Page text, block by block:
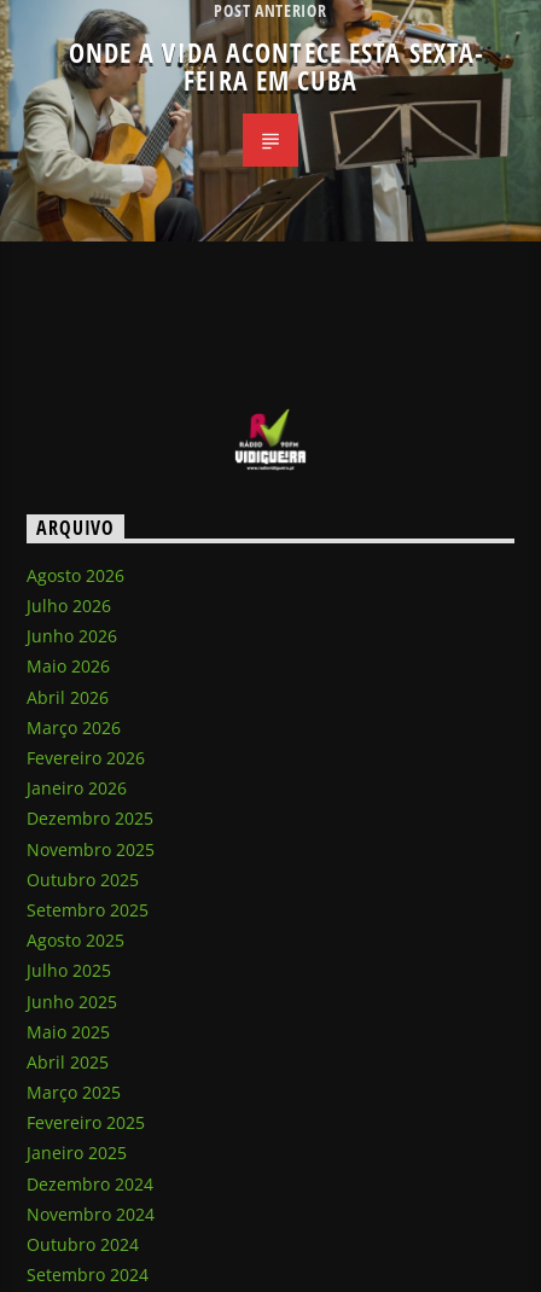
POST ANTERIOR
ONDE A VIDA ACONTECE ESTA SEXTA-
FEIRA EM CUBA
ARQUIVO
Agosto 2026
Julho 2026
Junho 2026
Maio 2026
Abril 2026
Março 2026
Fevereiro 2026
Janeiro 2026
Dezembro 2025
Novembro 2025
Outubro 2025
Setembro 2025
Agosto 2025
Julho 2025
Junho 2025
Maio 2025
Abril 2025
Março 2025
Fevereiro 2025
Janeiro 2025
Dezembro 2024
Novembro 2024
Outubro 2024
Setembro 2024